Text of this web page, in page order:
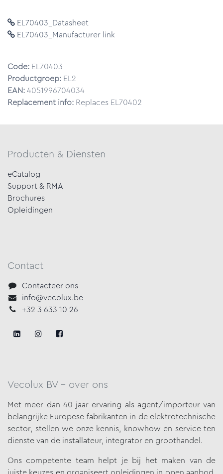
EL70403_Datasheet
EL70403_Manufacturer link
Code: EL70403
Productgroep: EL2
EAN: 4051996704034
Replacement info: Replaces EL70402
Producten & Diensten
eCatalog
Support & RMA
Brochures
Opleidingen
Contact
Contacteer ons
info@vecolux.be
+32 3 633 10 26
Vecolux BV - over ons
Met meer dan 40 jaar ervaring als agent/importeur van
belangrijke Europese fabrikanten in de elektrotechnische
sector, stellen we onzekennis, knowhow en service ten
dienste van de installateur, integrator en groothandel.
Ons competente team helpt je bij het maken van de